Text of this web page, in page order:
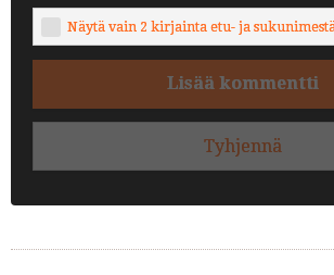
Näytä vain 2 kirjainta etu- ja
Lisää kommentti
Tyhjennä